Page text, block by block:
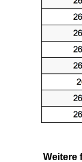
Weitere